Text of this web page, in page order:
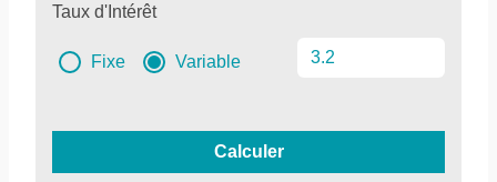
Taux d'Intérêt
Fixe Variable
Calculer